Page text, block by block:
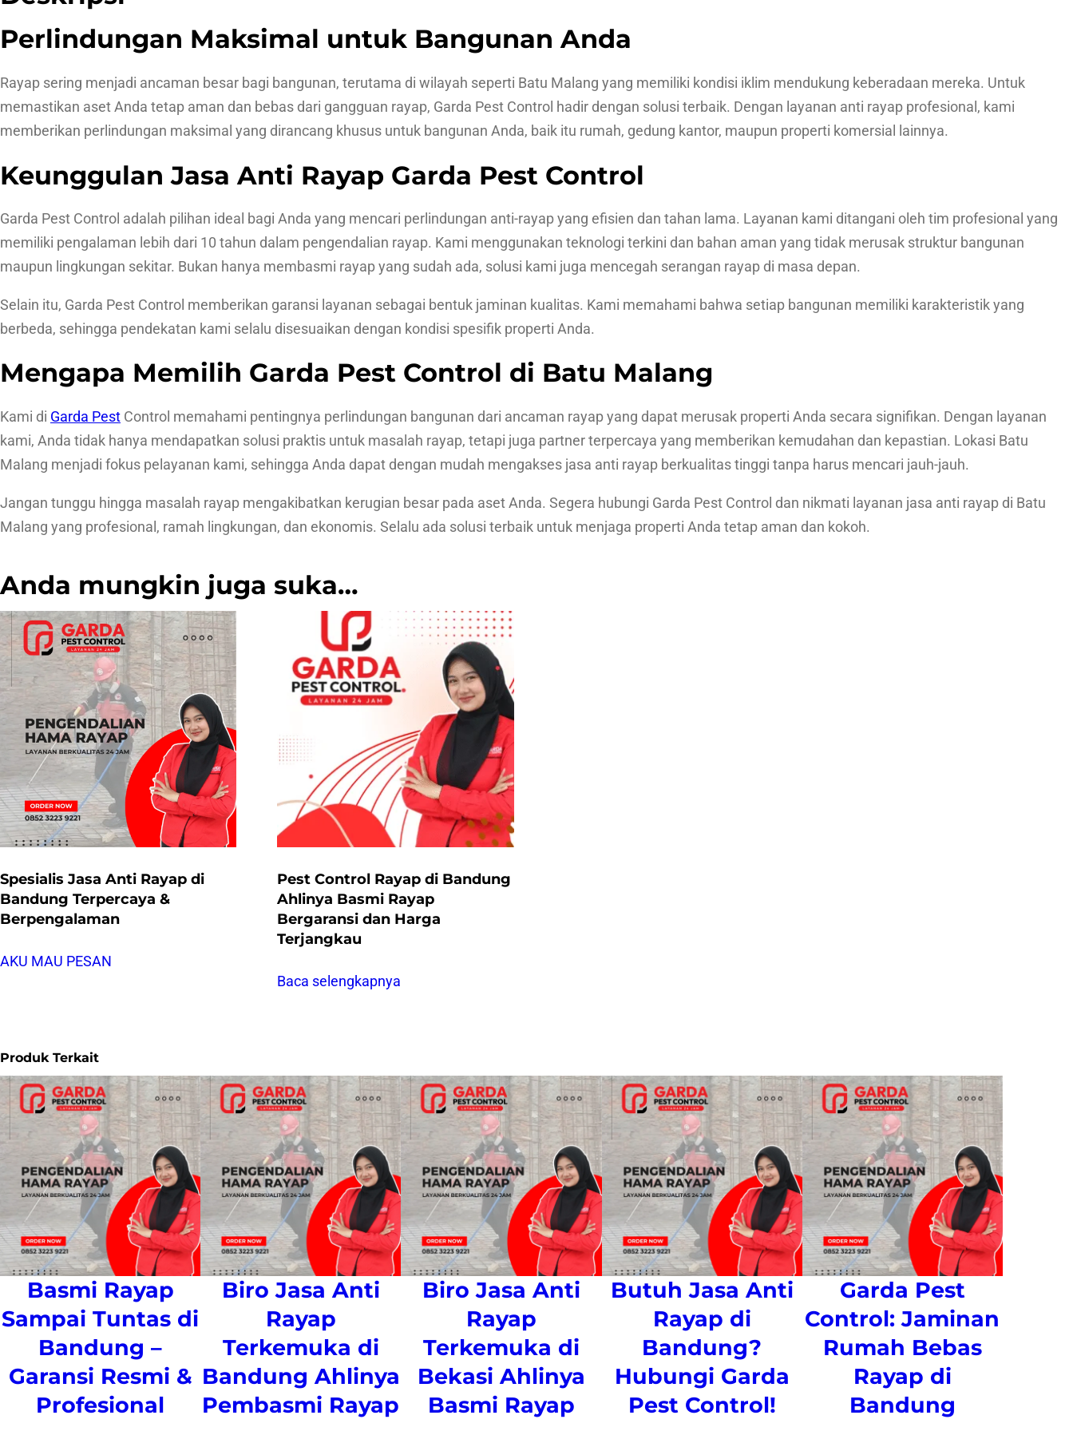
Perlindungan Maksimal untuk Bangunan Anda
Rayap sering menjadi ancaman besar bagi bangunan, terutama di wilayah seperti Batu Malang yang memiliki kondisi iklim mendukung keberadaan mereka. Untuk
memastikan aset Anda tetap aman dan bebas dari gangguan rayap, Garda Pest Control hadir dengan solusi terbaik. Dengan layanan anti rayap profesional, kami
memberikan perlindungan maksimal yang dirancang khusus untuk bangunan Anda, baik itu rumah, gedung kantor, maupun properti komersial lainnya.
Keunggulan Jasa Anti Rayap Garda Pest Control
Garda Pest Control adalah pilihan ideal bagi Anda yang mencari perlindungan anti-rayap yang efisien dan tahan lama. Layanan kami ditangani oleh tim profesional yang
memiliki pengalaman lebih dari 10 tahun dalam pengendalian rayap. Kami menggunakan teknologi terkini dan bahan aman yang tidak merusak struktur bangunan
maupun lingkungan sekitar. Bukan hanya membasmi rayap yang sudah ada, solusi kami juga mencegah serangan rayap di masa depan.
Selain itu, Garda Pest Control memberikan garansi layanan sebagai bentuk jaminan kualitas. Kami memahami bahwa setiap bangunan memiliki karakteristik yang
berbeda, sehingga pendekatan kami selalu disesuaikan dengan kondisi spesifik properti Anda.
Mengapa Memilih Garda Pest Control di Batu Malang
Kami di Garda Pest Control memahami pentingnya perlindungan bangunan dari ancaman rayap yang dapat merusak properti Anda secara signifikan. Dengan layanan
kami, Anda tidak hanya mendapatkan solusi praktis untuk masalah rayap, tetapi juga partner terpercaya yang memberikan kemudahan dan kepastian. Lokasi Batu
Malang menjadi fokus pelayanan kami, sehingga Anda dapat dengan mudah mengakses jasa anti rayap berkualitas tinggi tanpa harus mencari jauh-jauh.
Jangan tunggu hingga masalah rayap mengakibatkan kerugian besar pada aset Anda. Segera hubungi Garda Pest Control dan nikmati layanan jasa anti rayap di Batu
Malang yang profesional, ramah lingkungan, dan ekonomis. Selalu ada solusi terbaik untuk menjaga properti Anda tetap aman dan kokoh.
Anda mungkin juga suka…
Spesialis Jasa Anti Rayap di
Bandung Terpercaya &
Berpengalaman
AKU MAU PESAN
Pest Control Rayap di Bandung
Ahlinya Basmi Rayap
Bergaransi dan Harga
Terjangkau
Baca selengkapnya
Produk Terkait
Basmi Rayap
Sampai Tuntas di
Bandung –
Garansi Resmi &
Profesional
Biro Jasa Anti
Rayap
Terkemuka di
Bandung Ahlinya
Pembasmi Rayap
Biro Jasa Anti
Rayap
Terkemuka di
Bekasi Ahlinya
Basmi Rayap
Butuh Jasa Anti
Rayap di
Bandung?
Hubungi Garda
Pest Control!
Garda Pest
Control: Jaminan
Rumah Bebas
Rayap di
Bandung